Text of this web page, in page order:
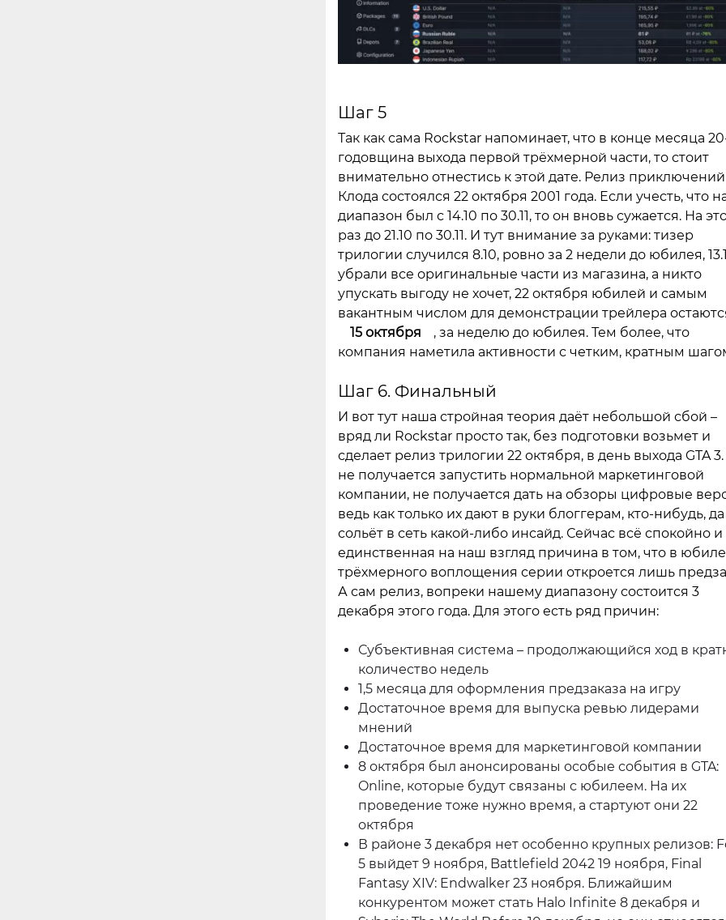
Шаг 5
Так как сама Rockstar напоминает, что в конце месяца
годовщина выхода первой трёхмерной части, то стоит
внимательно отнестись к этой дате. Релиз приключений
Клода состоялся 22 октября 2001 года. Если учесть, что
диапазон был с 14.10 по 30.11, то он вновь сужается. На
раз до 21.10 по 30.11. И тут внимание за руками: тизер
трилогии случился 8.10, ровно за 2 недели до юбилея,
убрали все оригинальные части из магазина, а никто
упускать выгоду не хочет, 22 октября юбилей и самым
вакантным числом для демонстрации трейлера
15 октября
, за неделю до юбилея. Тем более, что
компания наметила активности с четким, кратным
Шаг 6. Финальный
И вот тут наша стройная теория даёт небольшой сбой –
вряд ли Rockstar просто так, без подготовки возьмет и
сделает релиз трилогии 22 октября, в день выхода GTA 3.
не получается запустить нормальной маркетинговой
компании, не получается дать на обзоры цифровые
ведь как только их дают в руки блоггерам, кто-нибудь, да
сольёт в сеть какой-либо инсайд. Сейчас всё спокойно и
единственная на наш взгляд причина в том, что в
трёхмерного воплощения серии откроется лишь
А сам релиз, вопреки нашему диапазону состоится 3
декабря этого года. Для этого есть ряд причин:
Субъективная система – продолжающийся ход в
количество недель
1,5 месяца для оформления предзаказа на игру
Достаточное время для выпуска ревью лидерами
мнений
Достаточное время для маркетинговой компании
8 октября был анонсированы особые события в GTA:
Online, которые будут связаны с юбилеем. На их
проведение тоже нужно время, а стартуют они 22
октября
В районе 3 декабря нет особенно крупных релизов:
5 выйдет 9 ноября, Battlefield 2042 19 ноября, Final
Fantasy XIV: Endwalker 23 ноября. Ближайшим
конкурентом может стать Halo Infinite 8 декабря и